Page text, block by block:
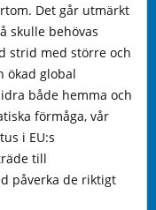
Det går utmärkt
skulle behövas
strid med större och
ökad global
både hemma och
förmåga, vår
i EU:s
till
påverka de riktigt